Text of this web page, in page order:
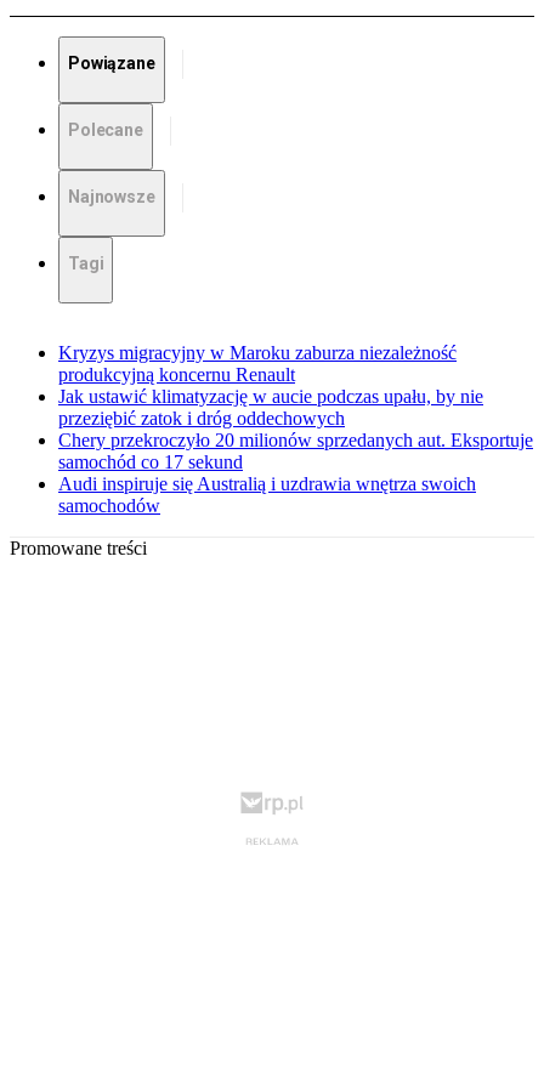
Powiązane
Polecane
Najnowsze
Tagi
Kryzys migracyjny w Maroku zaburza niezależność
produkcyjną koncernu Renault
Jak ustawić klimatyzację w aucie podczas upału, by nie
przeziębić zatok i dróg oddechowych
Chery przekroczyło 20 milionów sprzedanych aut. Eksportuje
samochód co 17 sekund
Audi inspiruje się Australią i uzdrawia wnętrza swoich
samochodów
Promowane treści